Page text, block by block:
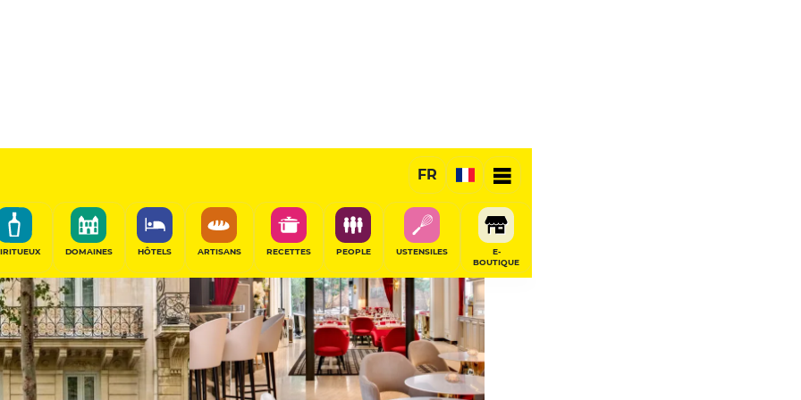
FR
DOMAINES HÔTELS ARTISANS RECETTES PEOPLE USTENSILES
E-
BOUTIQUE
RÉSERVER